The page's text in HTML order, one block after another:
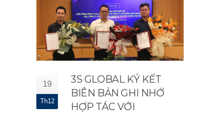
19
Th12
3S GLOBAL KÝ KẾT
BIÊN BẢN GHI NHỚ
HỢP TÁC VỚI